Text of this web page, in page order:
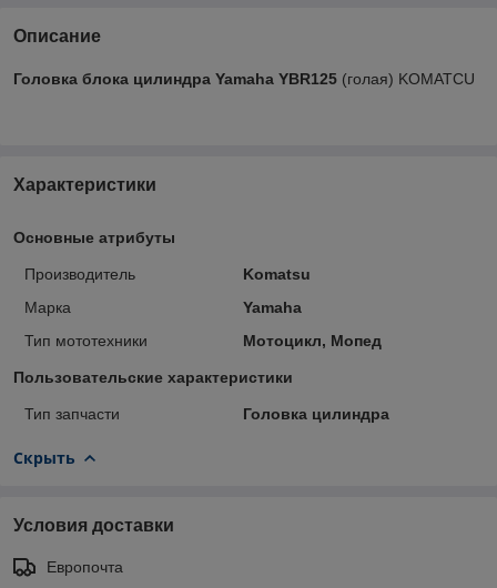
Описание
Головка блока цилиндра Yamaha YBR125 (голая) KOMATCU
Характеристики
Основные атрибуты
Производитель
Komatsu
Марка
Yamaha
Тип мототехники
Мотоцикл, Мопед
Пользовательские характеристики
Тип запчасти Головка цилиндра
Скрыть
Условия доставки
Европочта